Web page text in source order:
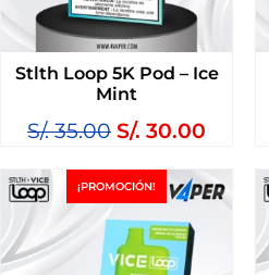
Stlth Loop 5K Pod – Ice
Mint
S/.35.00 S/. 30.00
¡PROMOCIÓN!